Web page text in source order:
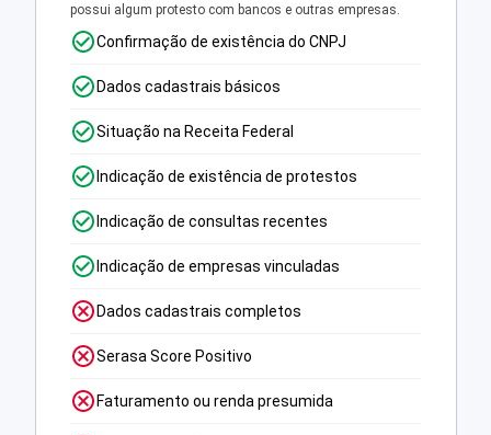
possui algum protesto com bancos e outras empresas.
Confirmação de existência do CNPJ
Dados cadastrais básicos
Situação na Receita Federal
Indicação de existência de protestos
Indicação de consultas recentes
Indicação de empresas vinculadas
Dados cadastrais completos
Serasa Score Positivo
Faturamento ou renda presumida